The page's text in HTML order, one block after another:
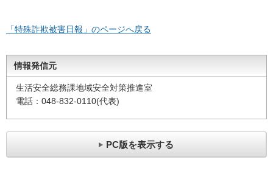
「特殊詐欺被害日報」のページへ戻る
情報発信元
生活安全総務課地域安全対策推進室
電話：048-832-0110(代表)
PC版を表示する